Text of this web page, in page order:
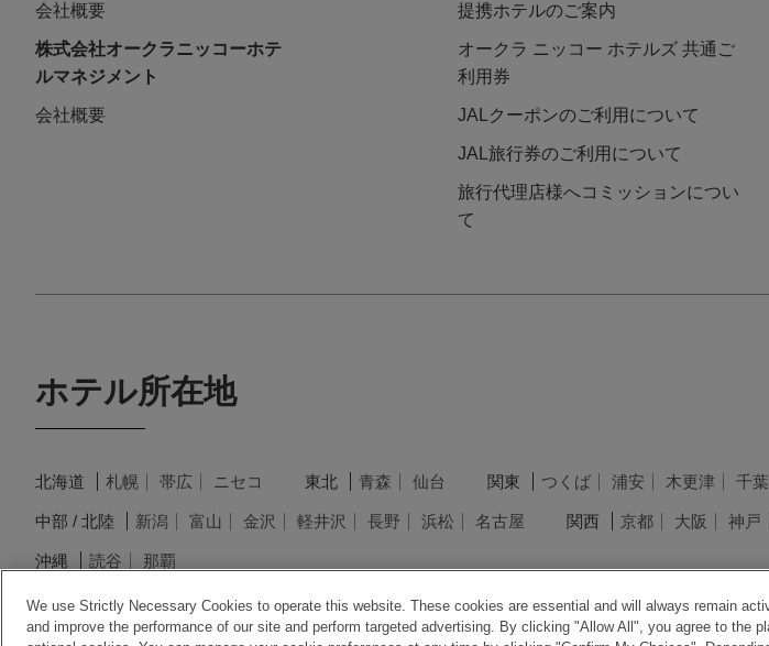
会社概要
株式会社オークラニッコーホテ
ルマネジメント
会社概要
提携ホテルのご案内
オークラ ニッコー ホテルズ 共通ご
利用券
JALクーポンのご利用について
JAL旅行券のご利用について
旅行代理店様へコミッションについ
て
ホテル所在地
北海道 札幌 帯広 ニセコ 東北 青森 仙台 関東 つくば 浦安 木更津 千葉
中部 / 北陸 新潟 富山 金沢 軽井沢 長野 浜松 名古屋 関西 京都 大阪 神戸
沖縄 読谷 那覇
We use Strictly Necessary Cookies to operate this website. These cookies are essential and will always remain
and improve the performance of our site and perform targeted advertising. By clicking "Allow All", you agree to